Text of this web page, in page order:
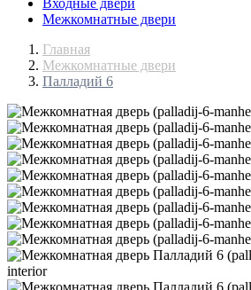
Входные двери
Межкомнатные двери
Главная
Межкомнатные двери
Палладий 6